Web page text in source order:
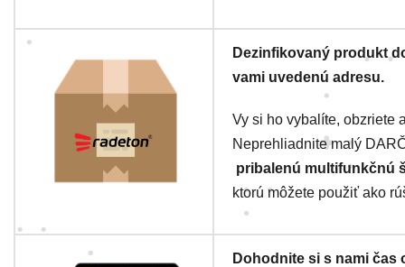
Dezinfikovaný produkt
vami uvedenú adresu.
Vy si ho vybalíte, obzriete
Neprehliadnite malý
pribalenú multifunkčnú
ktorú môžete použiť ako
Dohodnite si s nami čas